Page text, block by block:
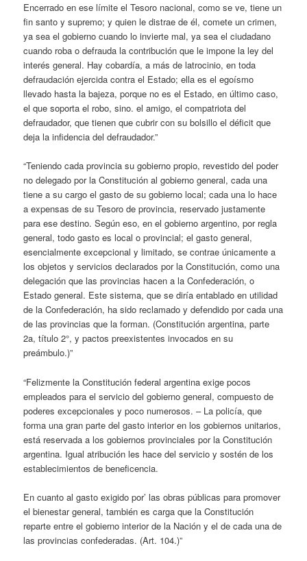
Encerrado en ese límite el Tesoro nacional, como se ve, tiene un
fin santo y supremo; y quien le distrae de él, comete un crimen,
ya sea el gobierno cuando lo invierte mal, ya sea el ciudadano
cuando roba o defrauda la contribución que le impone la ley del
interés general. Hay cobardía, a más de latrocinio, en toda
defraudación ejercida contra el Estado; ella es el egoísmo
llevado hasta la bajeza, porque no es el Estado, en último caso,
el que soporta el robo, sino. el amigo, el compatriota del
defraudador, que tienen que cubrir con su bolsillo el déficit que
deja la infidencia del defraudador.”
“Teniendo cada provincia su gobierno propio, revestido del poder
no delegado por la Constitución al gobierno general, cada una
tiene a su cargo el gasto de su gobierno local; cada una lo hace
a expensas de su Tesoro de provincia, reservado justamente
para ese destino. Según eso, en el gobierno argentino, por regla
general, todo gasto es local o provincial; el gasto general,
esencialmente excepcional y limitado, se contrae únicamente a
los objetos y servicios declarados por la Constitución, como una
delegación que las provincias hacen a la Confederación, o
Estado general. Este sistema, que se diría entablado en utilidad
de la Confederación, ha sido reclamado y defendido por cada una
de las provincias que la forman. (Constitución argentina, parte
2a, título 2°, y pactos preexistentes invocados en su
preámbulo.)”
“Felizmente la Constitución federal argentina exige pocos
empleados para el servicio del gobierno general, compuesto de
poderes excepcionales y poco numerosos. – La policía, que
forma una gran parte del gasto interior en los gobiernos unitarios,
está reservada a los gobiernos provinciales por la Constitución
argentina. Igual atribución les hace del servicio y sostén de los
establecimientos de beneficencia.
En cuanto al gasto exigido por’ las obras públicas para promover
el bienestar general, también es carga que la Constitución
reparte entre el gobierno interior de la Nación y el de cada una de
las provincias confederadas. (Art. 104.)”